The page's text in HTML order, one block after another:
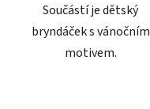
Součástí je dětský
bryndáček s vánočním
motivem.